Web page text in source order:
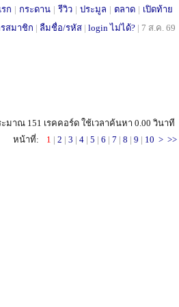
ก | กระดาน | รีวิว | ประมูล | ตลาด | เปิดท้าย
สมาชิก | ลืมชื่อ/รหัส | login ไม่ได้? | 7 ส.ค. 69
มาณ 151 เรคคอร์ด ใช้เวลาค้นหา 0.00 วินาที
หน้าที่:
1 | 2 | 3 | 4 | 5 | 6 | 7 | 8 | 9 | 10 > >>